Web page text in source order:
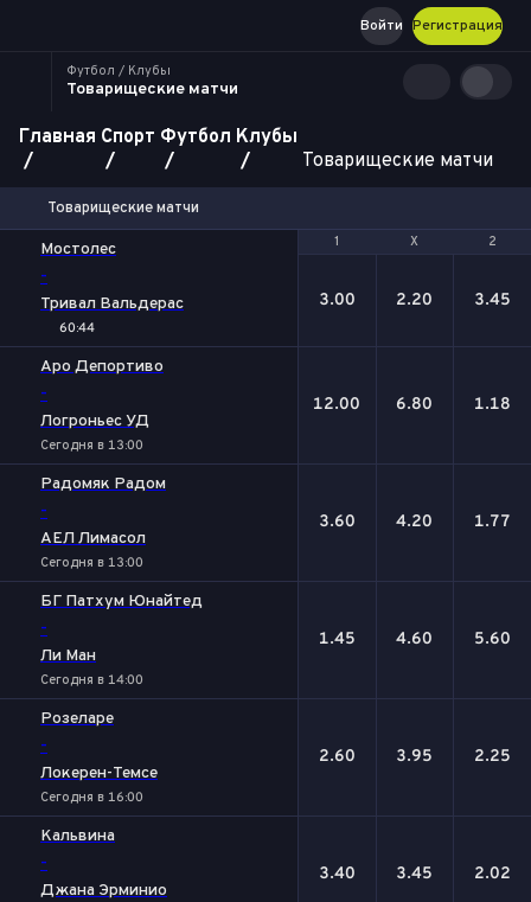
Регистрация
Войти
Футбол / Клубы
Товарищеские матчи
Главная Спорт Футбол Клубы
Товарищеские матчи
Товарищеские матчи
1 Х 2
Мостолес
-
Тривал Вальдерас
60:44
1 Х 2
3.00 2.20 3.45
Аро Депортиво
-
Логроньес УД
Сегодня в 13:00
12.00 6.80 1.18
Радомяк Радом
-
АЕЛ Лимасол
Сегодня в 13:00
3.60 4.20 1.77
БГ Патхум Юнайтед
-
Ли Ман
Сегодня в 14:00
1.45 4.60 5.60
Розеларе
-
Локерен-Темсе
Сегодня в 16:00
2.60 3.95 2.25
Кальвина
-
Джана Эрминио
3.40 3.45 2.02